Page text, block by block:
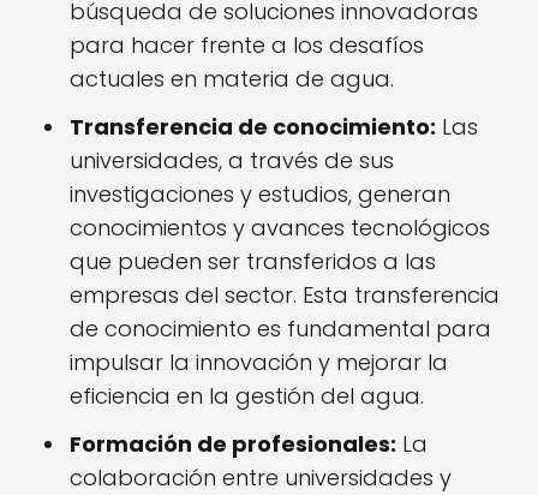
búsqueda de soluciones innovadoras
para hacer frente a los desafíos
actuales en materia de agua.
Transferencia de conocimiento: Las
universidades, a través de sus
investigaciones y estudios, generan
conocimientos y avances tecnológicos
que pueden ser transferidos a las
empresas del sector. Esta transferencia
de conocimiento es fundamental para
impulsar la innovación y mejorar la
eficiencia en la gestión del agua.
Formación de profesionales: La
colaboración entre universidades y